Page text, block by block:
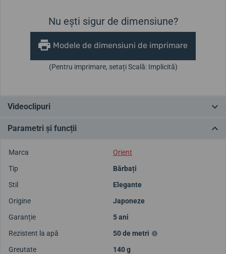
Nu ești sigur de dimensiune?
Modele de dimensiuni de imprimare
(Pentru imprimare, setați Scală: Implicită)
Videoclipuri
Parametri și funcții
Marca
Orient
Tip
Bărbați
Stil
Elegante
Origine
Japoneze
Garanție
5 ani
Rezistent la apă
50 de metri
Greutate
140 g